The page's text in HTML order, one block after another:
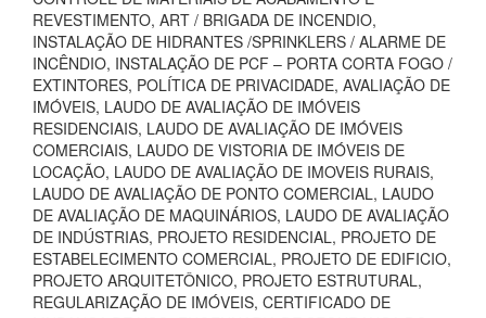
REVESTIMENTO, ART / BRIGADA DE INCENDIO,
INSTALAÇÃO DE HIDRANTES /SPRINKLERS / ALARME DE
INCÊNDIO, INSTALAÇÃO DE PCF – PORTA CORTA FOGO /
EXTINTORES, POLÍTICA DE PRIVACIDADE, AVALIAÇÃO DE
IMÓVEIS, LAUDO DE AVALIAÇÃO DE IMÓVEIS
RESIDENCIAIS, LAUDO DE AVALIAÇÃO DE IMÓVEIS
COMERCIAIS, LAUDO DE VISTORIA DE IMÓVEIS DE
LOCAÇÃO, LAUDO DE AVALIAÇÃO DE IMOVEIS RURAIS,
LAUDO DE AVALIAÇÃO DE PONTO COMERCIAL, LAUDO
DE AVALIAÇÃO DE MAQUINÁRIOS, LAUDO DE AVALIAÇÃO
DE INDÚSTRIAS, PROJETO RESIDENCIAL, PROJETO DE
ESTABELECIMENTO COMERCIAL, PROJETO DE EDIFICIO,
PROJETO ARQUITETÔNICO, PROJETO ESTRUTURAL,
REGULARIZAÇÃO DE IMÓVEIS, CERTIFICADO DE